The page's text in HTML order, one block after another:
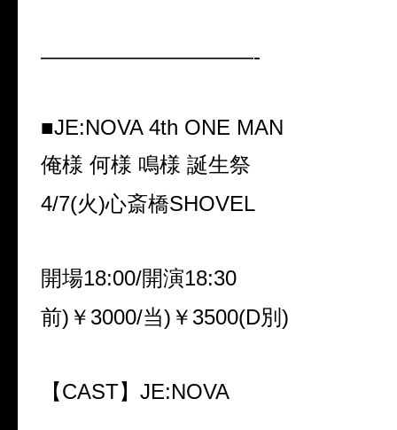
——————————-
■JE:NOVA 4th ONE MAN
俺様 何様 鳴様 誕生祭
4/7(火)心斎橋SHOVEL
開場18:00/開演18:30
前)￥3000/当)￥3500(D別)
【CAST】JE:NOVA